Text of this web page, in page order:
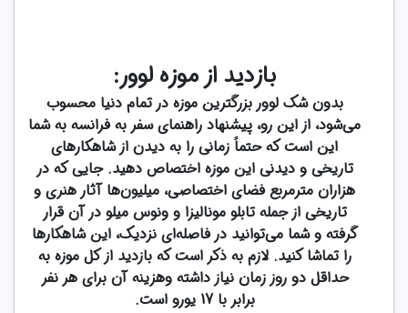
بازدید از موزه لوور:
بدون شک لوور بزرگترین موزه در تمام دنیا محسوب
می‌شود، از این رو، پیشنهاد راهنمای سفر به فرانسه به شما
این است که حتماً زمانی را به دیدن از شاهکارهای
تاریخی و دیدنی این موزه اختصاص دهید. جایی که در
هزاران مترمربع فضای اختصاصی، میلیون‌ها آثار هنری و
تاریخی از جمله تابلو مونالیزا و ونوس میلو در آن قرار
گرفته و شما می‌توانید در فاصله‌ای نزدیک، این شاهکارها
را تماشا کنید. لازم به ذکر است که بازدید از کل موزه به
حداقل دو روز زمان نیاز داشته وهزینه آن برای هر نفر
برابر با 17 یورو است.